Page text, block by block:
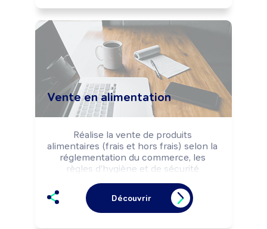
une entreprise (fromagerie, ...).
Vente en alimentation
Réalise la vente de produits
alimentaires (frais et hors frais) selon la
réglementation du commerce, les
règles d'hygiène et de sécurité
commerciaux de l'enseigne, de
l'entreprise.
Peut effectuer la préparation (cuisson,
Découvrir